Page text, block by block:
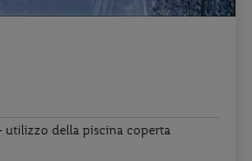
utilizzo della piscina coperta